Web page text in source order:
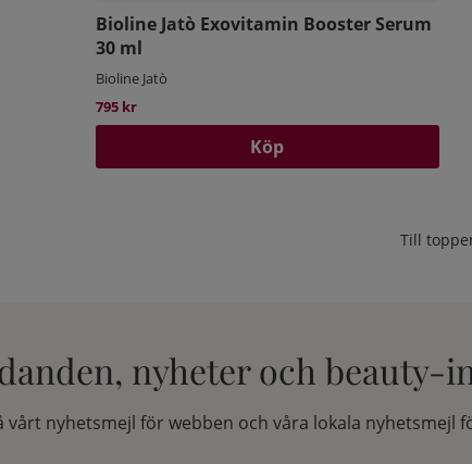
Bioline Jatò Exovitamin Booster Serum
30 ml
Bioline Jatò
795 kr
Köp
Till
nyheter och beauty-
nyhetsmejl för webben och våra lokala nyhetsmejl